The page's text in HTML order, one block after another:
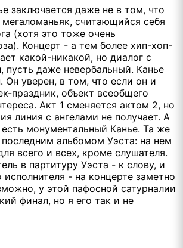
заключается даже не в том, что
считающийся себя
(хотя это тоже очень
Концерт - а тем более хип-хоп-
какой-никакой, но диалог с
пусть даже невербальный. Канье
Он уверен, в том, что если он и
праздник, объект всеобщего
Акт 1 сменяется актом 2, но
линия с ангелами не получает. А
монументальный Канье. Та же
последним альбомом Уэста: на нем
всего и всех, кроме слушателя.
в партитуру Уэста - к слову, и
исполнителя - на концерте заметно
у этой пафосной сатурналии
финал, но я его так и не